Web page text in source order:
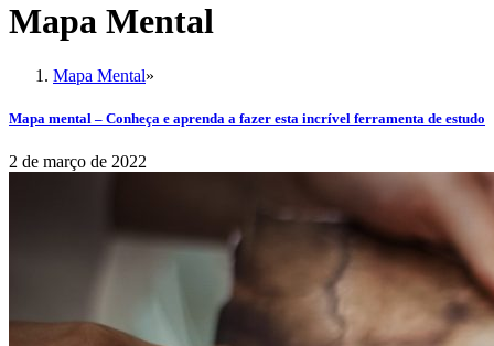
Mapa Mental
Mapa Mental»
Mapa mental – Conheça e aprenda a fazer esta incrível ferramenta de estudo
2 de março de 2022